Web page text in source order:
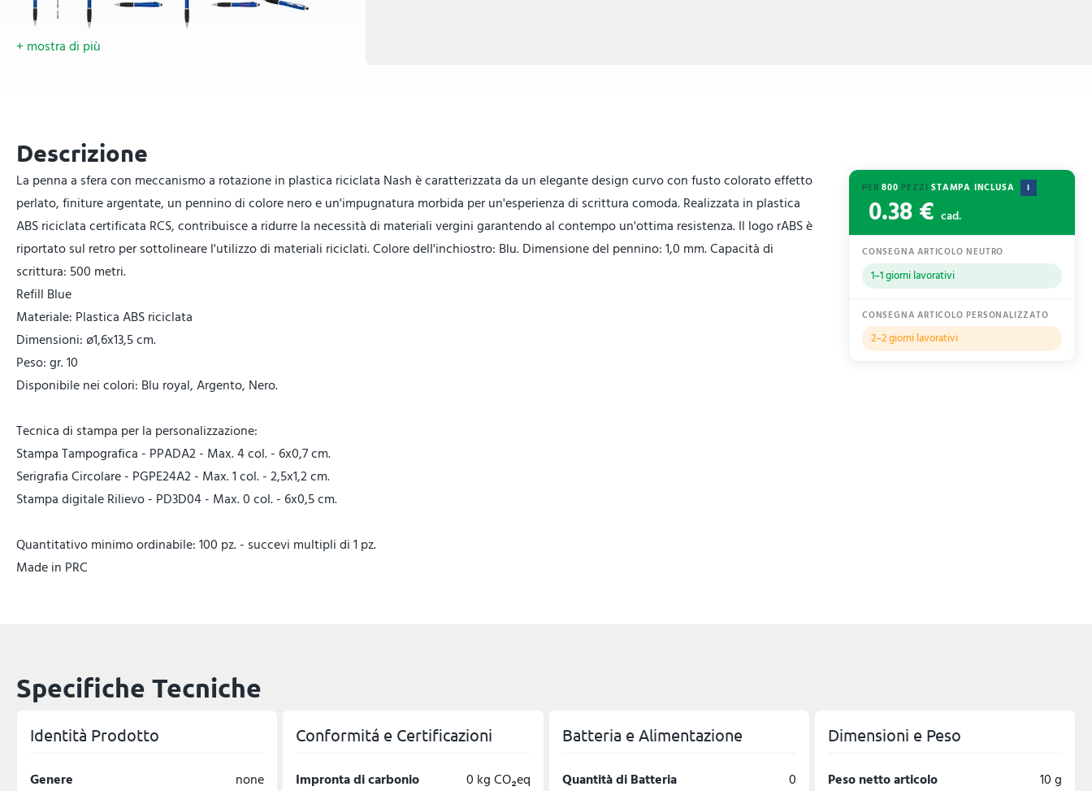
+ mostra di più
Descrizione
La penna a sfera con meccanismo a rotazione in plastica riciclata Nash è caratterizzata da un elegante design curvo con fusto colorato effetto
perlato, finiture argentate, un pennino di colore nero e un'impugnatura morbida per un'esperienza di scrittura comoda. Realizzata in plastica
ABS riciclata certificata RCS, contribuisce a ridurre la necessità di materiali vergini garantendo al contempo un'ottima resistenza. Il logo rABS è
riportato sul retro per sottolineare l'utilizzo di materiali riciclati. Colore dell'inchiostro: Blu. Dimensione del pennino: 1,0 mm. Capacità di
scrittura: 500 metri.
Refill Blue
Materiale: Plastica ABS riciclata
Dimensioni: ø1,6x13,5 cm.
Peso: gr. 10
Disponibile nei colori: Blu royal, Argento, Nero.
Tecnica di stampa per la personalizzazione:
Stampa Tampografica - PPADA2 - Max. 4 col. - 6x0,7 cm.
Serigrafia Circolare - PGPE24A2 - Max. 1 col. - 2,5x1,2 cm.
Stampa digitale Rilievo - PD3D04 - Max. 0 col. - 6x0,5 cm.
Quantitativo minimo ordinabile: 100 pz. - succevi multipli di 1 pz.
Made in PRC
PER800 PEZZISTAMPA INCLUSA I
0.38 € cad.
CONSEGNA ARTICOLO NEUTRO
1–1 giorni lavorativi
CONSEGNA ARTICOLO PERSONALIZZATO
2–2 giorni lavorativi
Specifiche Tecniche
Identità Prodotto
Genere
none
Conformitá e Certificazioni
Impronta di carbonio
0 kg CO₂eq
Batteria e Alimentazione
Quantità di Batteria 0
Dimensioni e Peso
Peso netto articolo
10 g